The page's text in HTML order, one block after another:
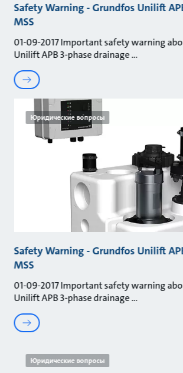
Safety Warning - Grundfos Unilift
MSS
01-09-2017 Important safety warning
Unilift APB 3-phase drainage
Юридические вопросы
Safety Warning - Grundfos Unilift
MSS
01-09-2017 Important safety warning
Unilift APB 3-phase drainage
Юридические вопросы